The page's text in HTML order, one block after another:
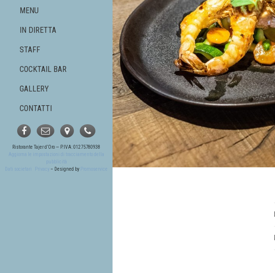
MENU
IN DIRETTA
STAFF
COCKTAIL BAR
GALLERY
CONTATTI
Ristorante Tajer d’Oro — P.IVA: 01275780938
Aggiorna le impostazioni di tracciamento della
pubblicità
Dati societari
Privacy – Designed by Promoservice